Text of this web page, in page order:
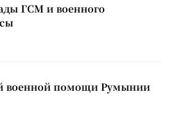
ГСМ и военного
военной помощи Румынии